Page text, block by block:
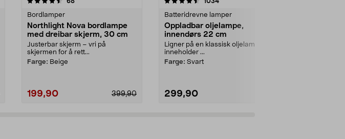
Bordlamper
Northlight Nova bordlampe
med dreibar skjerm, 30 cm
Justerbar skjerm – vri på
skjermen for å rett...
Farge: Beige
199,90 399,90
Batteridrevne lamper
Oppladbar oljelampe,
innendørs 22 cm
Ligner på en klassisk oljelampe –
inneholder ...
Farge: Svart
299,90